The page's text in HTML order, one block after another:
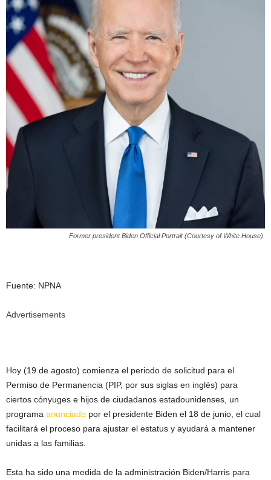
Former president Biden Official Portrait (Courtesy of White House).
Fuente: NPNA
Advertisements
Hoy (19 de agosto) comienza el periodo de solicitud para el
Permiso de Permanencia (PIP, por sus siglas en inglés) para
ciertos cónyuges e hijos de ciudadanos estadounidenses, un
programa anunciado por el presidente Biden el 18 de junio, el cual
facilitará el proceso para ajustar el estatus y ayudará a mantener
unidas a las familias.
Esta ha sido una medida de la administración Biden/Harris para